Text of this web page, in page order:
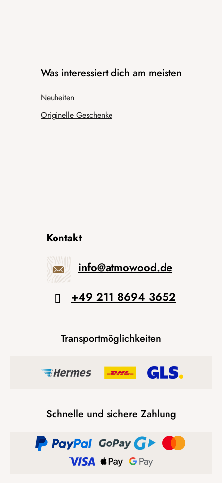
Was interessiert dich am meisten
Neuheiten
Originelle Geschenke
Kontakt
info@atmowood.de
+49 211 8694 3652
Transportmöglichkeiten
Schnelle und sichere Zahlung